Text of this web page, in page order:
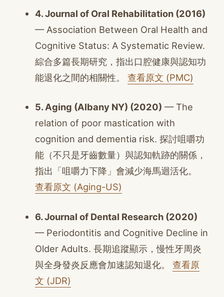
4. Journal of Oral Rehabilitation (2016)
— Association Between Oral Health and
Cognitive Status: A Systematic Review.
綜合多篇長期研究，指出口腔健康與認知功
能退化之間的相關性。查看原文 (PMC)
5. Aging (Albany NY) (2020) — The
relation of poor mastication with
cognition and dementia risk. 探討咀嚼功
能（不只是牙齒數量）與認知軌跡的關係，
指出「咀嚼力下降」會減少海馬迴活化。
查看原文 (Aging-US)
6. Journal of Dental Research (2020)
— Periodontitis and Cognitive Decline in
Older Adults. 長期追蹤顯示，慢性牙周炎
與全身發炎反應會加速認知退化。查看原
文 (JDR)